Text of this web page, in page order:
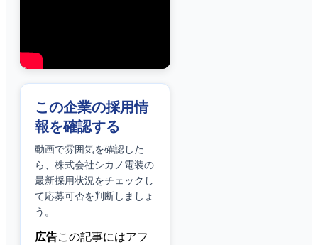
この企業の採用情
報を確認する
動画で雰囲気を確認した
ら、 株式会社シカノ電装の
最新採用状況をチェックし
て応募可否を判断しましょ
う。
広告この記事にはアフ